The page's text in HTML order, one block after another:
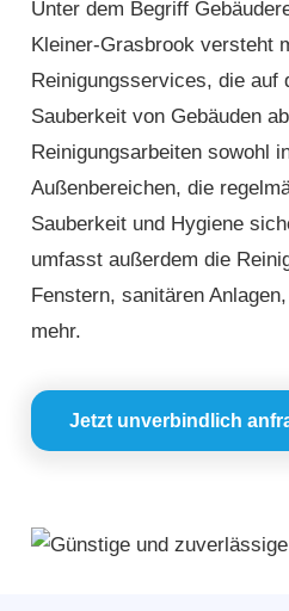
Unter dem Begriff
Kleiner-Grasbrook versteht
Reinigungsservices, die auf
Sauberkeit von Gebäuden
Reinigungsarbeiten sowohl
Außenbereichen, die
Sauberkeit und Hygiene
umfasst außerdem die
Fenstern, sanitären
mehr.
Jetzt unverbindlich